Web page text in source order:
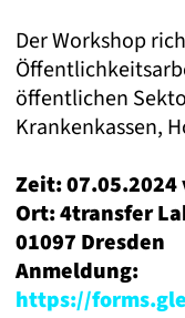
Der Workshop
öffentlichen
Krankenkassen,
Zeit: 07.05.2024
Ort: 4transfer
01097 Dresden
Anmeldung:
https://